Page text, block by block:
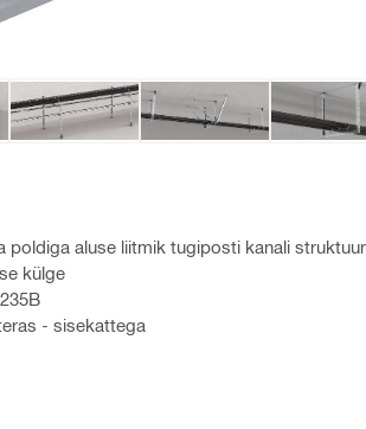
poldiga aluse liitmik tugiposti kanali
külge
- sisekattega